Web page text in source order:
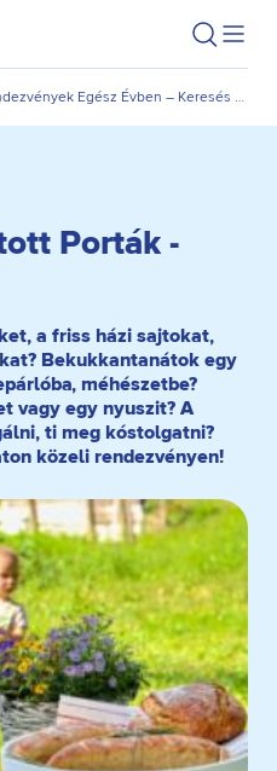
Keresés
Balatoni Programok és Rendezvények Egész Évben – Keresés Dátum és Kategória Szerint
Porták -
a friss házi sajtokat,
Bekukkantanátok egy
méhészetbe?
vagy egy nyuszit? A
ti meg kóstolgatni?
közeli rendezvényen!